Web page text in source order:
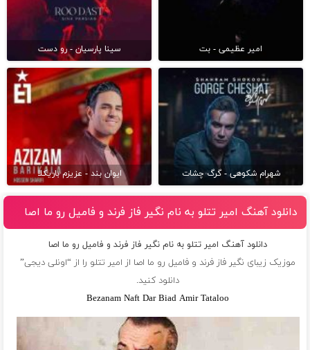
امیر عظیمی - بت سینا پارسیان - رو دست
شهرام شکوهی - گرگ چشات ایوان بند - عزیزم باریکلا
دانلود آهنگ امیر تتلو به نام نگیر فاز فرند و فامیل رو ما اصا
دانلود آهنگ امیر تتلو به نام نگیر فاز فرند و فامیل رو ما اصا
موزیک زیبای نگیر فاز فرند و فامیل رو ما اصا از امیر تتلو را از “اونلی دیجی”
دانلود کنید.
Bezanam Naft Dar Biad Amir Tataloo